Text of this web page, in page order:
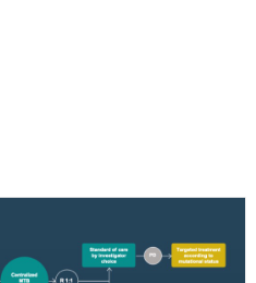
un’importante
rispetto al
un beneficio
pertuzumab, che induce
nuovo standard of care
mammella HER2-